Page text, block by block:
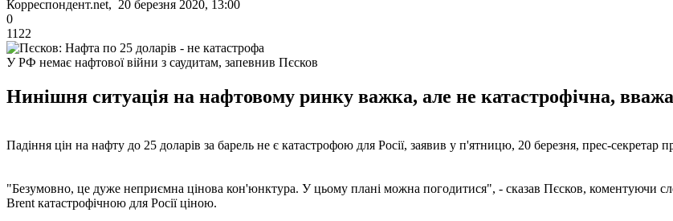
Корреспондент.net, 20 березня 2020, 13:00
0
1122
У РФ немає нафтової війни з саудитам, запевнив Пєсков
Нинішня ситуація на нафтовому ринку важка, але не катастрофічна,
Падіння цін на нафту до 25 доларів за барель не є катастрофою для Росії, заявив у п'ятницю, 20 березня, прес-
"Безумовно, це дуже неприємна цінова кон'юнктура. У цьому плані можна погодитися", - сказав Пєсков, коментуючи
Brent катастрофічною для Росії ціною.